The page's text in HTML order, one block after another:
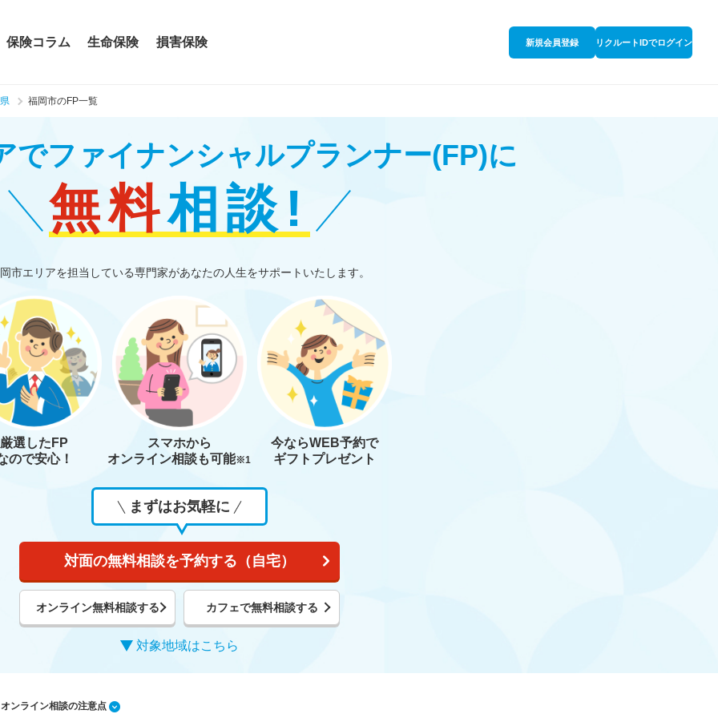
保険コラム 生命保険 損害保険 新規会員登録 リクルートIDでログイン
福岡市のFP一覧
でファイナンシャルプランナー(FP)に
無料相談!
市エリアを担当している専門家があなたの人生をサポートいたします。
厳選したFP
ので安心！
スマホから
オンライン相談も可能※1
今ならWEB予約で
ギフトプレゼント
まずはお気軽に
対面の無料相談を予約する（自宅）
オンライン無料相談する カフェで無料相談する
対象地域はこちら
ンライン相談の注意点